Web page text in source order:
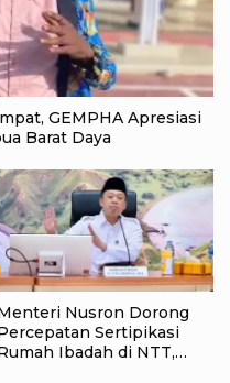
GEMPHA Apresiasi
Barat Daya
Nusron Dorong
Sertipikasi
Ibadah di NTT,